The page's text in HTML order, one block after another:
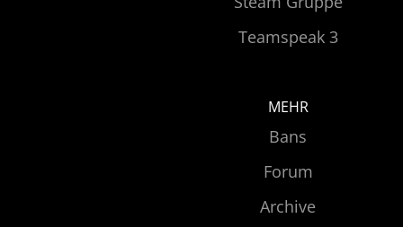
Teamspeak 3
MEHR
Bans
Forum
Archive